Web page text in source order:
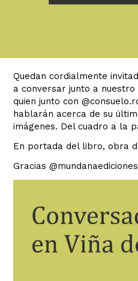
Quedan cordialmente
a conversar junto a
quien junto con
hablarán acerca de su
imágenes. Del cuadro a la
En portada del libro, obra
Gracias